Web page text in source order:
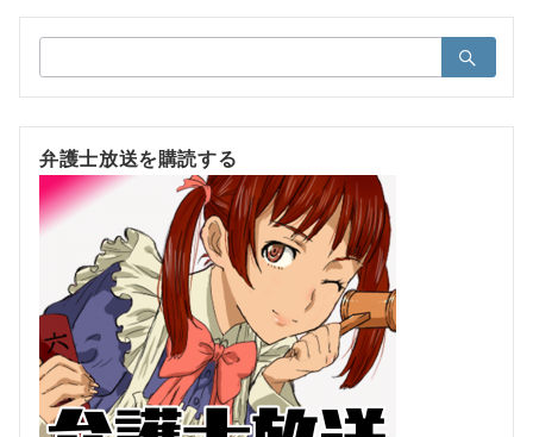
索：
弁護士放送を購読する